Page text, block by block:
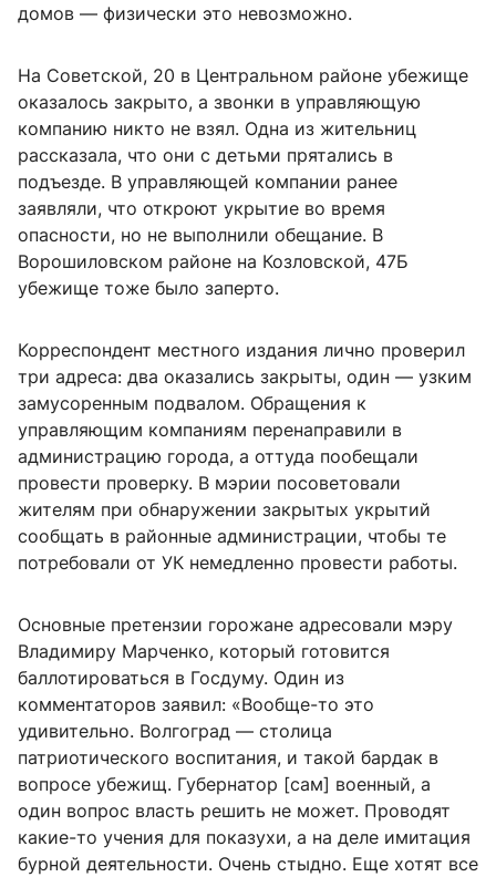
домов — физически это невозможно.
На Советской, 20 в Центральном районе убежище
оказалось закрыто, а звонки в управляющую
компанию никто не взял. Одна из жительниц
рассказала, что они с детьми прятались в
подъезде. В управляющей компании ранее
заявляли, что откроют укрытие во время
опасности, но не выполнили обещание. В
Ворошиловском районе на Козловской, 47Б
убежище тоже было заперто.
Корреспондент местного издания лично проверил
три адреса: два оказались закрыты, один — узким
замусоренным подвалом. Обращения к
управляющим компаниям перенаправили в
администрацию города, а оттуда пообещали
провести проверку. В мэрии посоветовали
жителям при обнаружении закрытых укрытий
сообщать в районные администрации, чтобы те
потребовали от УК немедленно провести работы.
Основные претензии горожане адресовали мэру
Владимиру Марченко, который готовится
баллотироваться в Госдуму. Один из
комментаторов заявил: «Вообще-то это
удивительно. Волгоград — столица
патриотического воспитания, и такой бардак в
вопросе убежищ. Губернатор [сам] военный, а
один вопрос власть решить не может. Проводят
какие-то учения для показухи, а на деле имитация
бурной деятельности. Очень стыдно. Еще хотят все